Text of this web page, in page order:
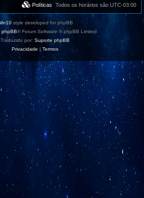
Todos os horários são UTC-03:00
Políticas
style developed for phpBB
phpBB® Forum Software © phpBB Limited
Traduzido por: Suporte phpBB
Privacidade |Termos